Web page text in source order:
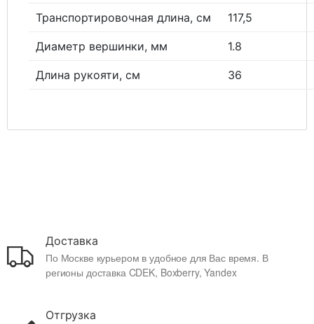
Транспортировочная длина, см 117,5
Диаметр вершинки, мм 1.8
Длина рукояти, см 36
Доставка
По Москве курьером в удобное для Вас время. В
регионы доставка CDEK, Boxberry, Yandex
Отгрузка